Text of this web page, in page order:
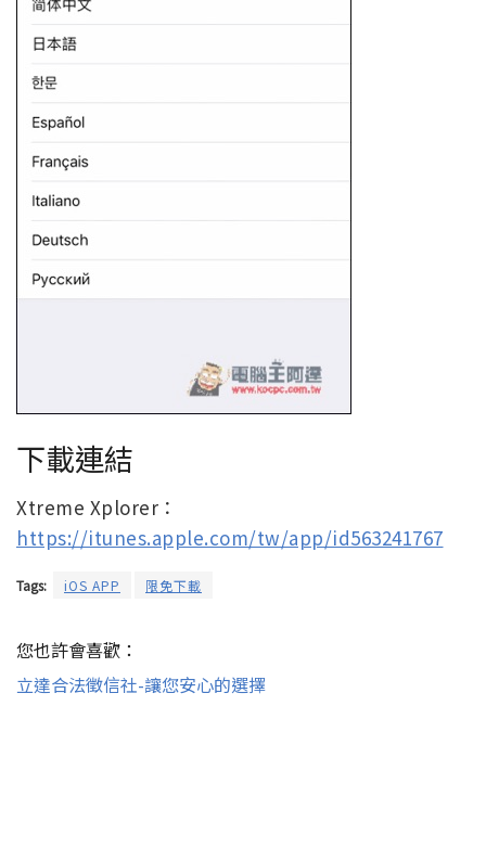
下載連結
Xtreme Xplorer：
https://itunes.apple.com/tw/app/id563241767
Tags: iOS APP 限免下載
您也許會喜歡：
立達合法徵信社-讓您安心的選擇